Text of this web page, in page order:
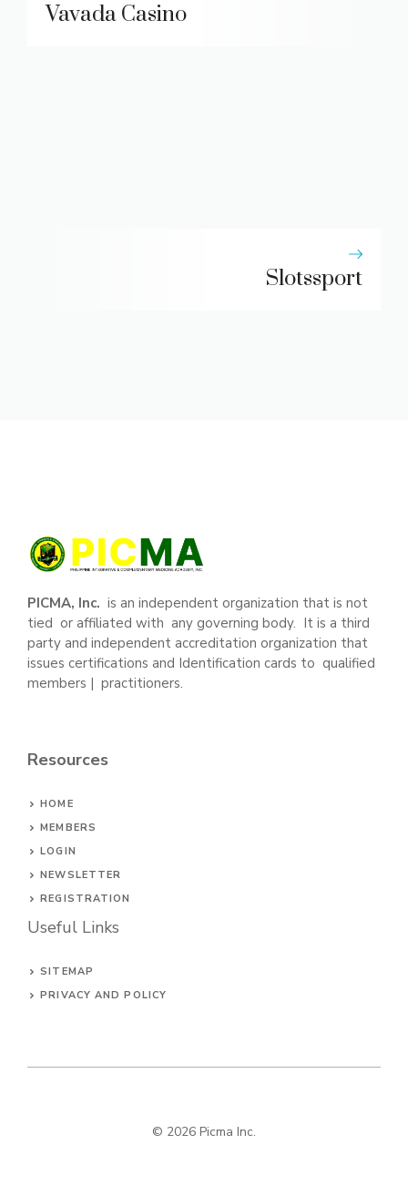
Vavada Casino
Slotssport
PICMA, Inc. is an independent organization that is not
tied or affiliated with any governing body. It is a third
party and independent accreditation organization that
issues certifications and Identification cards to qualified
members | practitioners.
Resources
HOME
MEMBERS
LOGIN
NEWSLETTER
REGISTRATION
Useful Links
SITEMAP
PRIVACY AND POLICY
© 2026 Picma Inc.